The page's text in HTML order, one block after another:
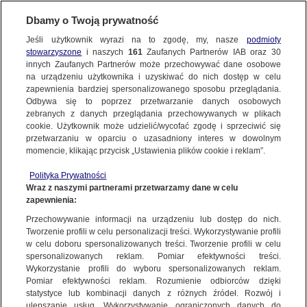
KONTAKT24|NAJNOWSZE
Miasto jest kompletnie zrujnowane
10 SIERPNIA 2010 11:32
KONTAKT24
Wyślij Materiał
WYŚLIJ MATERIAŁ
NAJNOWSZE
GORĄCE TEMATY
WIĘCEJ
KANAŁY
Dzień dobry!
Jedno konto do wszystkich usług
Dbamy o Twoją prywatność
Jeśli użytkownik wyrazi na to zgodę, my, nasze podmioty
stowarzyszone i naszych 161Zaufanych Partnerów IAB oraz 30
innych Zaufanych Partnerów może przechowywać dane osobowe
na urządzeniu użytkownika i uzyskiwać do nich dostęp w celu
zapewnienia bardziej spersonalizowanego sposobu przeglądania.
Odbywa się to poprzez przetwarzanie danych osobowych
zebranych z danych przeglądania przechowywanych w plikach
cookie. Użytkownik może udzielić/wycofać zgodę i sprzeciwić się
przetwarzaniu w oparciu o uzasadniony interes w dowolnym
momencie, klikając przycisk „Ustawienia plików cookie i reklam”.
Polityka Prywatności
Wraz z naszymi partnerami przetwarzamy dane w celu
zapewnienia:
Przechowywanie informacji na urządzeniu lub dostęp do nich.
Tworzenie profili w celu personalizacji treści. Wykorzystywanie profili
w celu doboru spersonalizowanych treści. Tworzenie profili w celu
spersonalizowanych reklam. Pomiar efektywności treści.
Wykorzystanie profili do wyboru spersonalizowanych reklam.
Pomiar efektywności reklam. Rozumienie odbiorców dzięki
statystyce lub kombinacji danych z różnych źródeł. Rozwój i